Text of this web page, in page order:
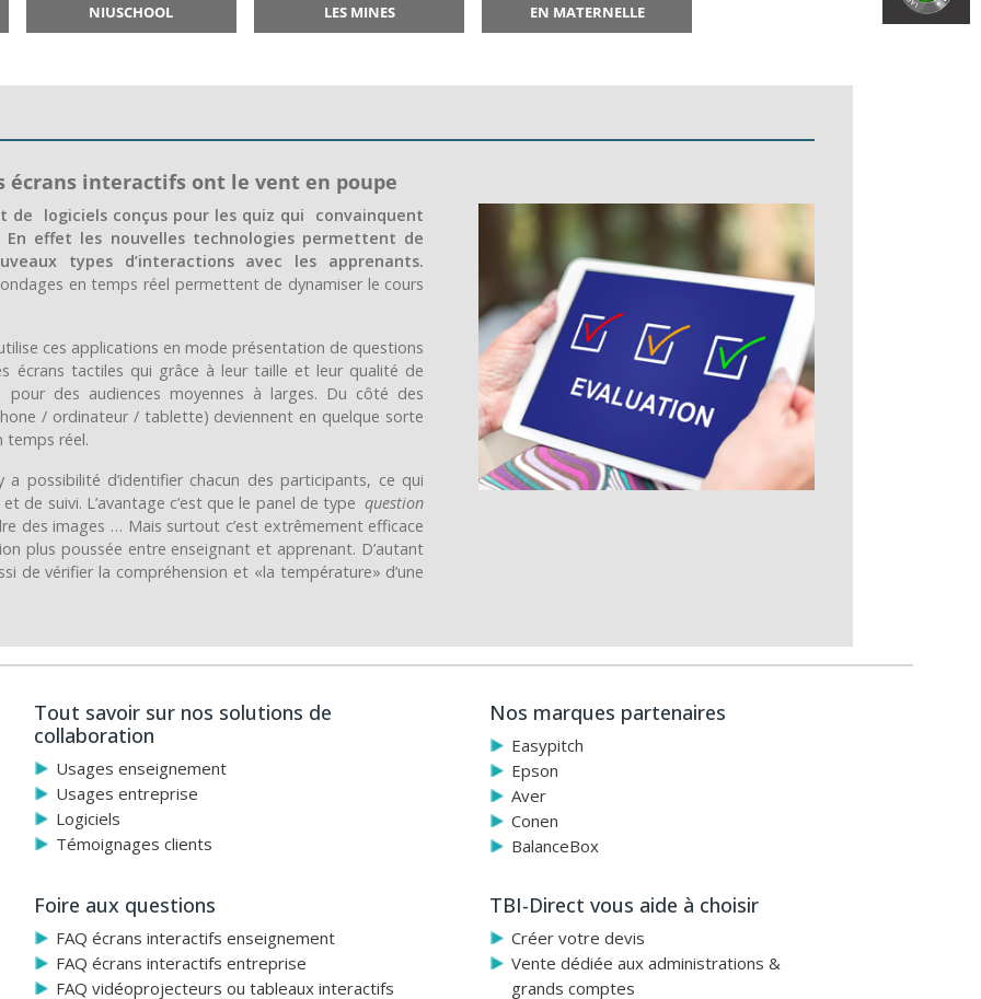
NIUSCHOOL LES MINES EN MATERNELLE
écrans interactifs ont le vent en poupe
logiciels conçus pour les quiz qui convainquent
effet les nouvelles technologies permettent de
types d’interactions avec les apprenants.
en temps réel permettent de dynamiser le cours
ces applications en mode présentation de questions
écrans tactiles qui grâce à leur taille et leur qualité de
des audiences moyennes à larges. Du côté des
/ ordinateur / tablette) deviennent en quelque sorte
temps réel.
possibilité d’identifier chacun des participants, ce qui
de suivi. L’avantage c’est que le panel de typequestion
des images … Mais surtout c’est extrêmement efficace
plus poussée entre enseignant et apprenant. D’autant
de vérifier la compréhension et «la température» d’une
Tout savoir sur nos solutions de
collaboration
Usages enseignement
Usages entreprise
Logiciels
Témoignages clients
Nos marques partenaires
Easypitch
Epson
Aver
Conen
BalanceBox
Foire aux questions
FAQ écrans interactifs enseignement
FAQ écrans interactifs entreprise
FAQ vidéoprojecteurs ou tableaux interactifs
TBI-Direct vous aide à choisir
Créer votre devis
Vente dédiée aux administrations &
grands comptes